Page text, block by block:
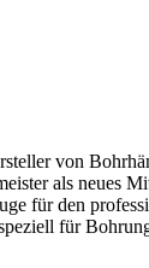
von
als neues
für den
für